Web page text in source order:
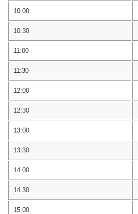
10:00
10:30
11:00
11:30
12:00
12:30
13:00
13:30
14:00
14:30
15:00